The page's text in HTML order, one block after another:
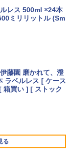
式対応
i5-8265U NVMeS
Webカメラ内蔵
Office Windows
パソコン
品 ノートパソコ
ー 持ち運び サブ
応 3年保証 EVICI
ポン 8/12 10時ま
モニター 24.5
180hz FHD フリ
ブルーライト
Adaptive-Sync
マクス
） [ ナガノ ]
全18巻 村枝賢
巻セット マンガ
】AOKIMI ワイヤ
最大36時間再生 ぶ
整 スポーツ/通勤/通
レス 500ml ×24本
ミリリットル (Sm
藤園 磨かれて、澄
ラベルレス [ ケース
買い ] [ ストック
る